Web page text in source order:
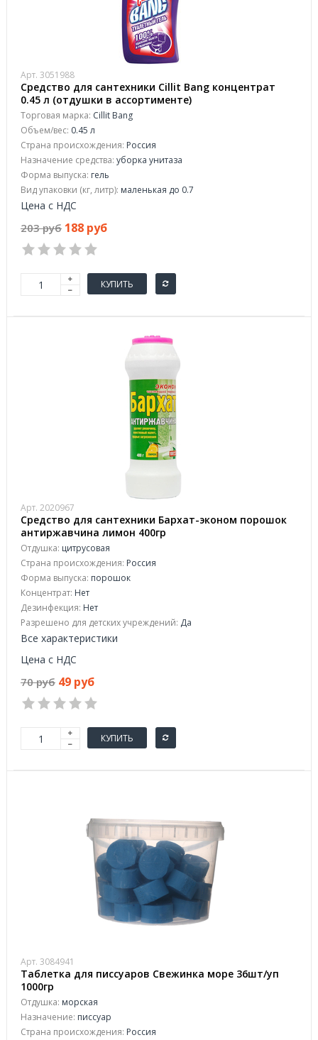
Арт. 3051988
Средство для сантехники Cillit Bang концентрат
0.45 л (отдушки в ассортименте)
Торговая марка: Cillit Bang
Объем/вес: 0.45 л
Страна происхождения: Россия
Назначение средства: уборка унитаза
Форма выпуска: гель
Вид упаковки (кг, литр): маленькая до 0.7
Цена с НДС
203 руб 188 руб
КУПИТЬ
Арт. 2020967
Средство для сантехники Бархат-эконом порошок
антиржавчина лимон 400гр
Отдушка: цитрусовая
Страна происхождения: Россия
Форма выпуска: порошок
Концентрат: Нет
Дезинфекция: Нет
Разрешено для детских учреждений: Да
Все характеристики
Цена с НДС
70 руб 49 руб
КУПИТЬ
Арт. 3084941
Таблетка для писсуаров Свежинка море 36шт/уп
1000гр
Отдушка: морская
Назначение: писсуар
Страна происхождения: Россия